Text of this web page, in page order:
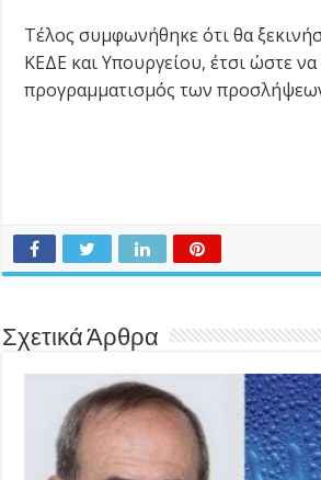
Τέλος συμφωνήθηκε ότι θα
ΚΕΔΕ και Υπουργείου, έτσι ώστε να
προγραμματισμός των
Σχετικά Άρθρα